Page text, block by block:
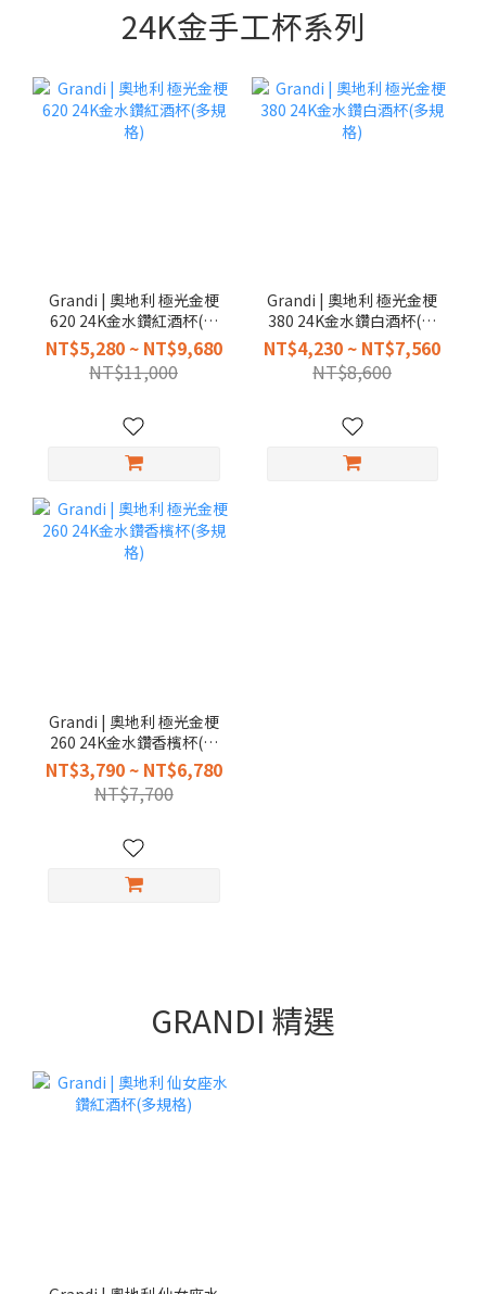
24K金手工杯系列
Grandi | 奧地利 極光金梗
620 24K金水鑽紅酒杯(多
規格)
NT$5,280 ~ NT$9,680
NT$11,000
Grandi | 奧地利 極光金梗
380 24K金水鑽白酒杯(多
規格)
NT$4,230 ~ NT$7,560
NT$8,600
Grandi | 奧地利 極光金梗
260 24K金水鑽香檳杯(多
規格)
NT$3,790 ~ NT$6,780
NT$7,700
GRANDI 精選